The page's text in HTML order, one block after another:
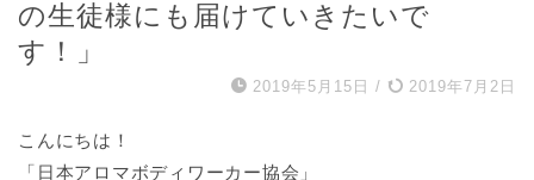
の生徒様にも届けていきたいで
す！」
2019年5月15日 / 2019年7月2日
こんにちは！
「日本アロマボディワーカー協会」